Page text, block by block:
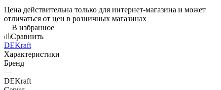
Цена действительна только для интернет-магазина и может
отличаться от цен в розничных магазинах
В избранное
Сравнить
DEKraft
Характеристики
Бренд
—
DEKraft